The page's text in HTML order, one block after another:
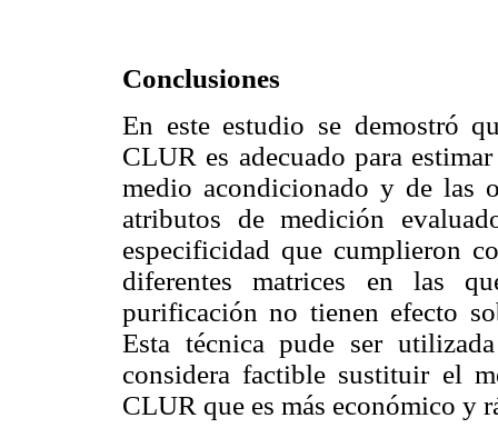
Conclusiones
En este estudio se demostró
CLUR es adecuado para
medio acondicionado y de las
atributos de medición
especificidad que cumplieron
diferentes matrices en las
purificación no tienen efecto
Esta técnica pude ser
considera factible sustituir el
CLUR que es más económico y